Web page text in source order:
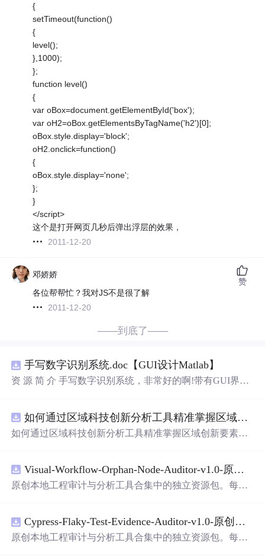
{
setTimeout(function()
{
level();
},1000);
};
function level()
{
var oBox=document.getElementById('box');
var oH2=oBox.getElementsByTagName('h2')[0];
oBox.style.display='block';
oH2.onclick=function()
{
oBox.style.display='none';
};
}
</script>
这个是打开网页几秒后弹出浮层的效果，
2011-12-20
邓娇娇
各位帮帮忙？我对JS不是很了解
2011-12-20
赞
——到底了——
手写数字识别系统.doc【GUI设计Matlab】
资 源 简 介 手写数字识别系统，非常好的啊!带有GUI界
带有直观的图形用户界面（GUI），非常容易使用。你只
需要将手写数字输入系统，它将立即给出准确的识别结
是一个非常方便和实用的工具，你一定会喜欢它的！
如何通过区域科技创新分析工具精准掌握区域创新要素分布与产业链融合现状？.docx
如何通过区域科技创新分析工具精准掌握区域创新要素分
Visual-Workflow-Orphan-Node-Auditor-v1.0-原创源码与文档.zip
原创本地工程审计与分析工具合集中的独立资源包。每个
README、运行说明、功能清单、MIT License及原创与授
权声明。解压后进入project目录，执行npm test验证算法，
Cypress-Flaky-Test-Evidence-Auditor-v1.0-原创源码与文档.zip
原创本地工程审计与分析工具合集中的独立资源包。每个